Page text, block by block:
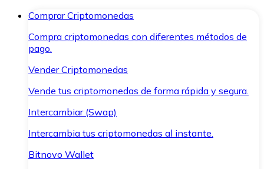
Comprar Criptomonedas
Compra criptomonedas con diferentes métodos de
pago.
Vender Criptomonedas
Vende tus criptomonedas de forma rápida y segura.
Intercambiar (Swap)
Intercambia tus criptomonedas al instante.
Bitnovo Wallet